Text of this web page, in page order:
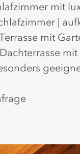
mit
|
mit